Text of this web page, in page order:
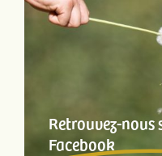
Retrouvez-nous
Facebook